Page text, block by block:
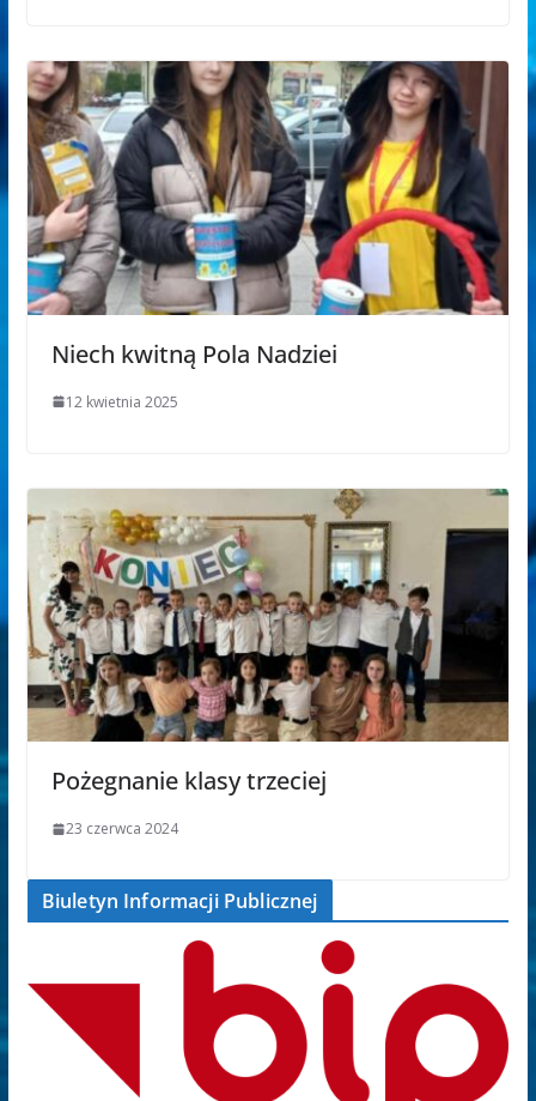
Niech kwitną Pola Nadziei
12 kwietnia 2025
Pożegnanie klasy trzeciej
23 czerwca 2024
Biuletyn Informacji Publicznej